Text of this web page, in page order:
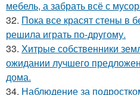
мебель, а забрать всё с
32. Пока все красят стены в
решила играть по-другому.
33. Хитрые собственники
ожидании лучшего
дома.
34. Наблюдение за